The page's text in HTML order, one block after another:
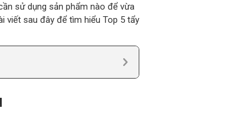
sử dụng sản phẩm nào để vừa
viết sau đây để tìm hiểu Top 5 tẩy